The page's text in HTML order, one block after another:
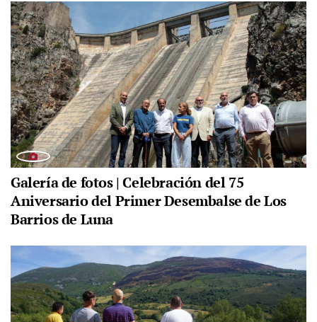
Galería de fotos | Celebración del 75
Aniversario del Primer Desembalse de Los
Barrios de Luna